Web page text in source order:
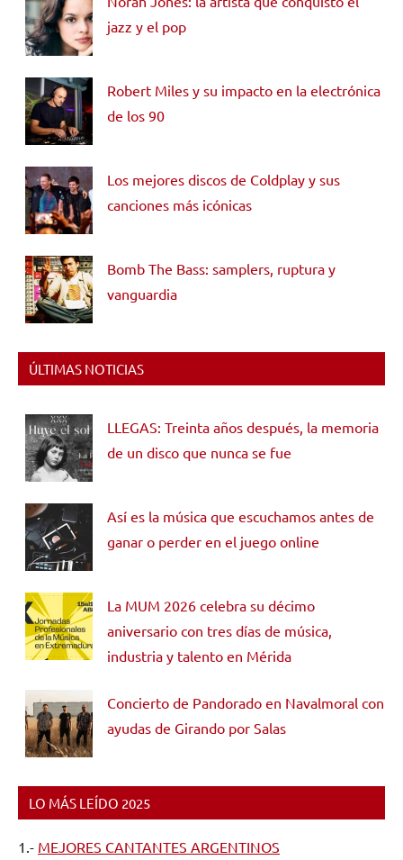
jazz y el pop
Robert Miles y su impacto en la electrónica
de los 90
Los mejores discos de Coldplay y sus
canciones más icónicas
Bomb The Bass: samplers, ruptura y
vanguardia
ÚLTIMAS NOTICIAS
LLEGAS: Treinta años después, la memoria
de un disco que nunca se fue
Así es la música que escuchamos antes de
ganar o perder en el juego online
La MUM 2026 celebra su décimo
aniversario con tres días de música,
industria y talento en Mérida
Concierto de Pandorado en Navalmoral con
ayudas de Girando por Salas
LO MÁS LEÍDO 2025
1.- MEJORES CANTANTES ARGENTINOS